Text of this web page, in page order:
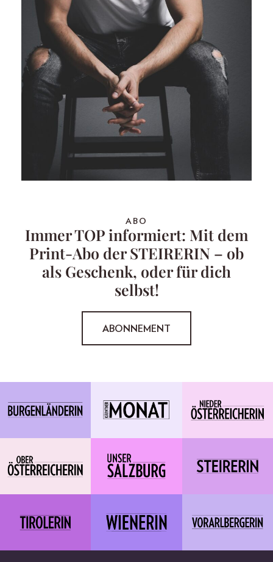
ABO
Immer TOP informiert: Mit dem
Print-Abo der STEIRERIN – ob
als Geschenk, oder für dich
selbst!
ABONNEMENT